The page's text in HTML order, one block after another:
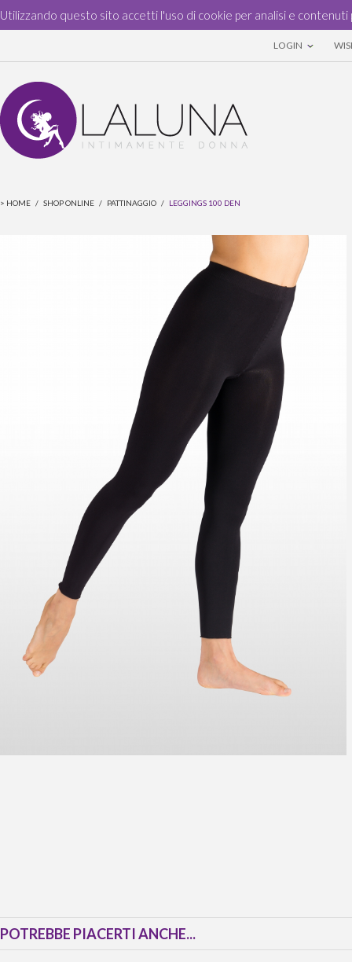
Utilizzando questo sito accetti l'uso di cookie per analisi e contenuti
LOGIN
> HOME / SHOP ONLINE / PATTINAGGIO / LEGGINGS 100 DEN
POTREBBE PIACERTI ANCHE...